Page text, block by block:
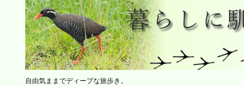
自由気ままでディープな旅歩き。